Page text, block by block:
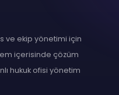
ve ekip yönetimi için
içerisinde çözüm
hukuk ofisi yönetim